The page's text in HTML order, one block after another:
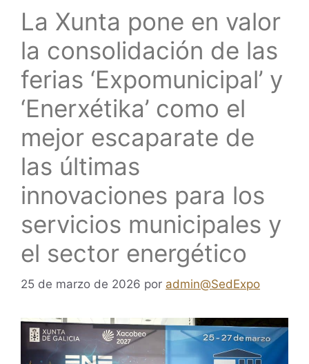
La Xunta pone en valor
la consolidación de las
ferias ‘Expomunicipal’ y
‘Enerxétika’ como el
mejor escaparate de
las últimas
innovaciones para los
servicios municipales y
el sector energético
25 de marzo de 2026 por admin@SedExpo